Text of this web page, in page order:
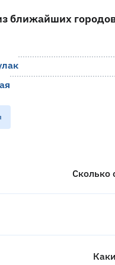
ближайших
Сколько